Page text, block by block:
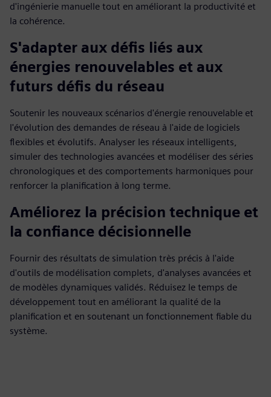
d'ingénierie manuelle tout en améliorant la productivité et
la cohérence.
S'adapter aux défis liés aux
énergies renouvelables et aux
futurs défis du réseau
Soutenir les nouveaux scénarios d'énergie renouvelable et
l'évolution des demandes de réseau à l'aide de logiciels
flexibles et évolutifs. Analyser les réseaux intelligents,
simuler des technologies avancées et modéliser des séries
chronologiques et des comportements harmoniques pour
renforcer la planification à long terme.
Améliorez la précision technique et
la confiance décisionnelle
Fournir des résultats de simulation très précis à l'aide
d'outils de modélisation complets, d'analyses avancées et
de modèles dynamiques validés. Réduisez le temps de
développement tout en améliorant la qualité de la
planification et en soutenant un fonctionnement fiable du
système.